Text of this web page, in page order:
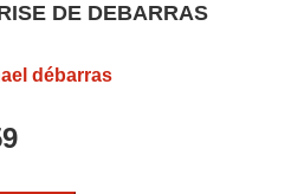
DE DEBARRAS
débarras